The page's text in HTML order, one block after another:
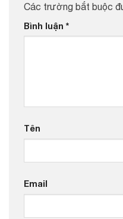
Các trường bắt buộc
Bình luận *
Tên
Email